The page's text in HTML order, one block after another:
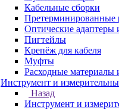
Кабельные сборки
Претерминированные
Оптические адаптеры
Пигтейлы
Крепёж для кабеля
Муфты
Расходные материалы
Инструмент и
Назад
Инструмент и